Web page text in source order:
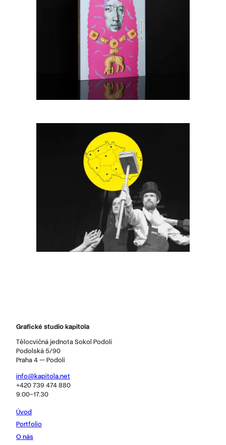
Grafické studio kapitola
Tělocvičná jednota Sokol Podolí
Podolská 5/90
Praha 4 — Podolí
info@kapitola.net
+420 739 474 880
9.00–17.30
Úvod
Portfolio
O nás